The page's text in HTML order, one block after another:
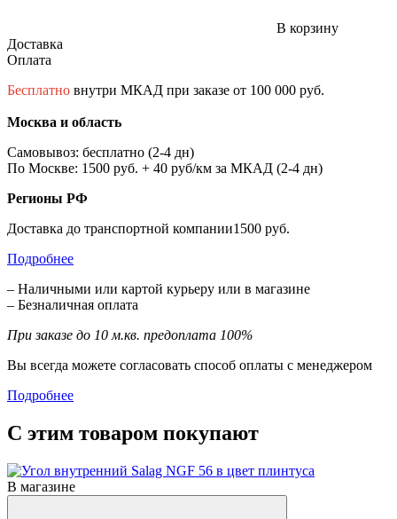
В корзину
Доставка
Оплата
Бесплатно внутри МКАД при заказе от 100 000 руб.
Москва и область
Самовывоз: бесплатно (2-4 дн)
По Москве: 1500 руб. + 40 руб/км за МКАД (2-4 дн)
Регионы РФ
Доставка до транспортной компании1500 руб.
Подробнее
– Наличными или картой курьеру или в магазине
– Безналичная оплата
При заказе до 10 м.кв. предоплата 100%
Вы всегда можете согласовать способ оплаты с менеджером
Подробнее
С этим товаром покупают
В магазине